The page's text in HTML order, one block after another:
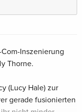
EUR 22.49
Sold out
EUR 24.49
Inszenierung
Thorne.
(Lucy Hale) zur
gerade fusionierten